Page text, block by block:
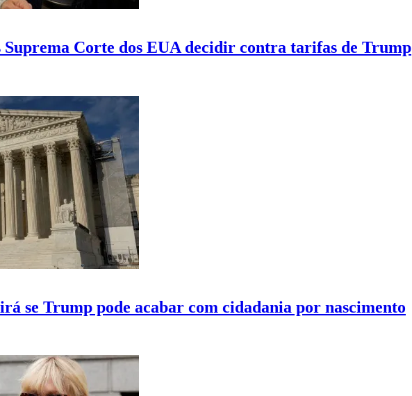
Suprema Corte dos EUA decidir contra tarifas de Trump
se Trump pode acabar com cidadania por nascimento